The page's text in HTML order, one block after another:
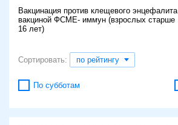
Вакцинация против клещевого энцефалита
вакциной ФСМЕ- иммун (взрослых старше
16 лет)
Сортировать: по рейтингу
По субботам